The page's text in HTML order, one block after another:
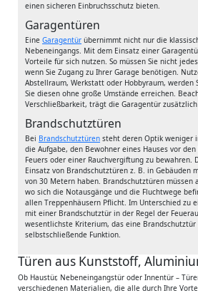
einen sicheren Einbruchsschutz bieten.
Garagentüren
Eine Garagentür übernimmt nicht nur die
Nebeneingangs. Mit dem Einsatz einer
Vorteile für sich nutzen. So müssen Sie nicht
wenn Sie Zugang zu Ihrer Garage benötigen.
Abstellraum, Werkstatt oder Hobbyraum, werden
Sie diesen ohne große Umstände erreichen.
Verschließbarkeit, trägt die Garagentür
Brandschutztüren
Bei Brandschutztüren steht deren Optik weniger
die Aufgabe, den Bewohner eines Hauses vor
Feuers oder einer Rauchvergiftung zu bewahren.
Einsatz von Brandschutztüren z. B. in Gebäuden
von 30 Metern haben. Brandschutztüren müssen
wo sich die Notausgänge und die Fluchtwege
allen Treppenhäusern Pflicht. Im Unterschied zu
mit einer Brandschutztür in der Regel der
wesentlichste Kriterium, das eine
selbstschließende Funktion.
Türen aus Kunststoff,
Ob Haustür, Nebeneingangstür oder Innentür –
verschiedenen Materialien, die alle durch Ihre